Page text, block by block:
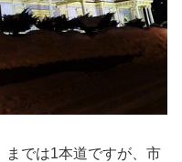
までは1本道ですが、市